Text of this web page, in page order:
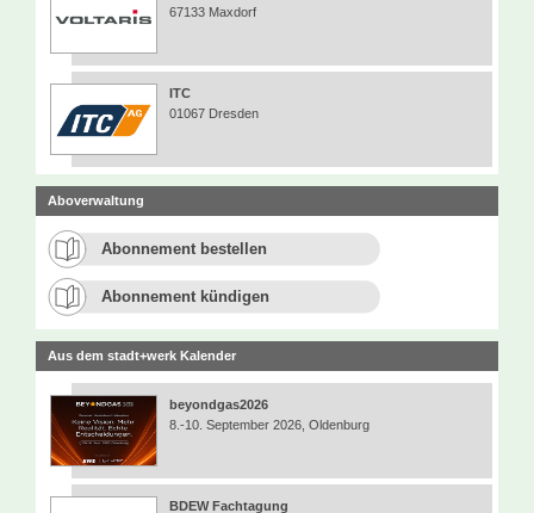
67133 Maxdorf
ITC
01067 Dresden
Aboverwaltung
Abonnement bestellen
Abonnement kündigen
Aus dem stadt+werk Kalender
beyondgas2026
8.-10. September 2026, Oldenburg
BDEW Fachtagung